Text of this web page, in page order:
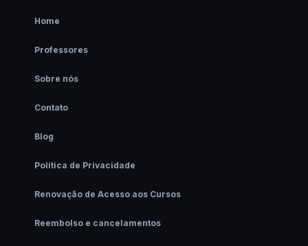
Home
Professores
Sobre nós
Contato
Blog
Política de Privacidade
Renovação de Acesso aos Cursos
Reembolso e cancelamentos